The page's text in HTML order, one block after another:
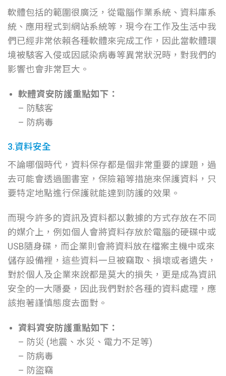
軟體包括的範圍很廣泛，從電腦作業系統、資料庫系
統、應用程式到網站系統等，現今在工作及生活中我
們已經非常依賴各種軟體來完成工作，因此當軟體環
境被駭客入侵或因感染病毒等異常狀況時，對我們的
影響也會非常巨大。
軟體資安防護重點如下：
– 防駭客
– 防病毒
3.資料安全
不論哪個時代，資料保存都是個非常重要的課題，過
去可能會透過圖書室，保險箱等措施來保護資料，只
要特定地點進行保護就能達到防護的效果。
而現今許多的資訊及資料都以數據的方式存放在不同
的媒介上，例如個人會將資料存放於電腦的硬碟中或
USB隨身碟，而企業則會將資料放在檔案主機中或來
儲存設備裡，這些資料一旦被竊取、損壞或者遺失，
對於個人及企業來說都是莫大的損失，更是成為資訊
安全的一大隱憂，因此我們對於各種的資料處理，應
該抱著謹慎態度去面對。
資料資安防護重點如下：
– 防災 (地震、水災、電力不足等)
– 防病毒
– 防盜竊